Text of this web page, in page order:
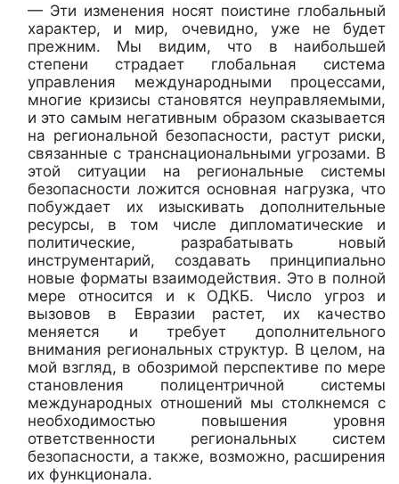
— Эти изменения носят поистине глобальный
характер, и мир, очевидно, уже не будет
прежним. Мы видим, что в наибольшей
степени страдает глобальная система
управления международными процессами,
многие кризисы становятся неуправляемыми,
и это самым негативным образом сказывается
на региональной безопасности, растут риски,
связанные с транснациональными угрозами. В
этой ситуации на региональные системы
безопасности ложится основная нагрузка, что
побуждает их изыскивать дополнительные
ресурсы, в том числе дипломатические и
политические, разрабатывать новый
инструментарий, создавать принципиально
новые форматы взаимодействия. Это в полной
мере относится и к ОДКБ. Число угроз и
вызовов в Евразии растет, их качество
меняется и требует дополнительного
внимания региональных структур. В целом, на
мой взгляд, в обозримой перспективе по мере
становления полицентричной системы
международных отношений мы столкнемся с
необходимостью повышения уровня
ответственности региональных систем
безопасности, а также, возможно, расширения
их функционала.